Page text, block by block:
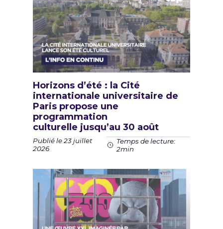
Horizons d’été : la Cité
internationale universitaire de
Paris propose une
programmation
culturelle jusqu’au 30 août
Publié le 23 juillet
2026
Temps de lecture:
2min